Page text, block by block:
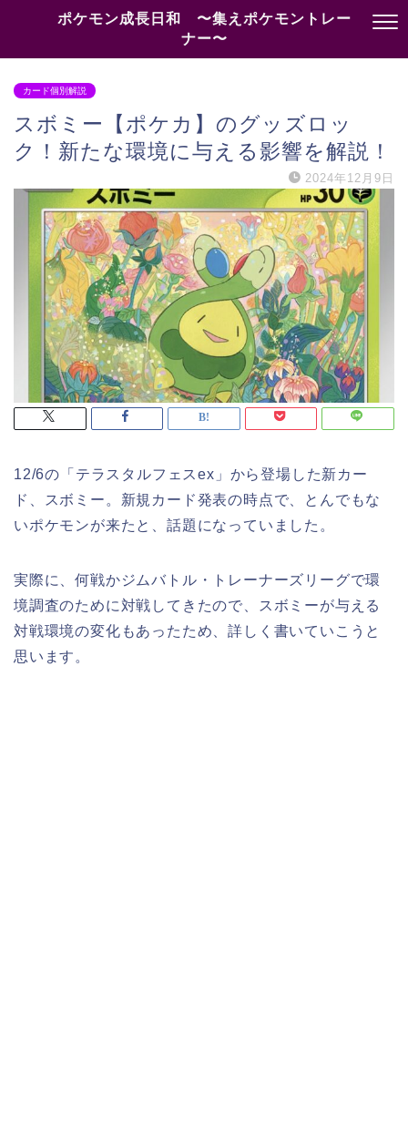
ポケモン成長日和 〜集えポケモントレー
ナー〜
カード個別解説
スボミー【ポケカ】のグッズロッ
ク！新たな環境に与える影響を解説！
2024年12月9日
12/6の「テラスタルフェスex」から登場した新カー
ド、スボミー。新規カード発表の時点で、とんでもな
いポケモンが来たと、話題になっていました。
実際に、何戦かジムバトル・トレーナーズリーグで環
境調査のために対戦してきたので、スボミーが与える
対戦環境の変化もあったため、詳しく書いていこうと
思います。